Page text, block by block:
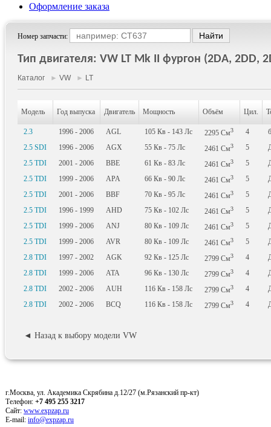
Оформление заказа
Номер запчасти:
Тип двигателя: VW LT Mk II фургон (2DA, 2DD,
Каталог ► VW ► LT
Модель Год выпуска Двигатель Мощность Объём Цил.
2.3 1996 - 2006 AGL 105 Кв - 143 Лс 2295 См3 4
2.5 SDI
1996 - 2006 AGX 55 Кв - 75 Лс 2461 См3 5
2.5 TDI
2001 - 2006 BBE 61 Кв - 83 Лс 2461 См3 5
2.5 TDI
1999 - 2006 APA 66 Кв - 90 Лс 2461 См3 5
2.5 TDI
2001 - 2006 BBF 70 Кв - 95 Лс 2461 См3 5
2.5 TDI
1996 - 1999 AHD 75 Кв - 102 Лс 2461 См3 5
2.5 TDI
1999 - 2006 ANJ 80 Кв - 109 Лс 2461 См3 5
2.5 TDI
1999 - 2006 AVR 80 Кв - 109 Лс 2461 См3 5
2.8 TDI
1997 - 2002 AGK 92 Кв - 125 Лс 2799 См3 4
2.8 TDI
1999 - 2006 ATA 96 Кв - 130 Лс 2799 См3 4
2.8 TDI
2002 - 2006 AUH 116 Кв - 158 Лс 2799 См3 4
2.8 TDI
2002 - 2006 BCQ 116 Кв - 158 Лс 2799 См3 4
◄ Назад к выбору модели VW
г.Москва, ул. Академика Скрябина д.12/27 (м.Рязанский пр-кт)
Телефон: +7 495 255 3217
Сайт: www.expzap.ru
E-mail: info@expzap.ru